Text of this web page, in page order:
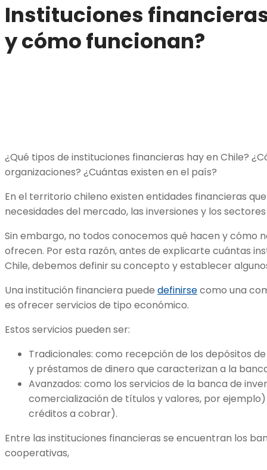
Instituciones
y cómo funcionan?
¿Qué tipos de instituciones financieras hay en Chile?
organizaciones? ¿Cuántas existen en el país?
En el territorio chileno existen entidades financieras
necesidades del mercado, las inversiones y los
Sin embargo, no todos conocemos qué hacen y cómo
ofrecen. Por esta razón, antes de explicarte cuántas
Chile, debemos definir su concepto y establecer
Una institución financiera puede definirsecomo una
es ofrecer servicios de tipo económico.
Estos servicios pueden ser:
Tradicionales: como recepción de los depósitos
y préstamos de dinero que caracterizan a la
Avanzados: como los servicios de la banca de
comercialización de títulos y valores, por
créditos a cobrar).
Entre las instituciones financieras se encuentran los
cooperativas,